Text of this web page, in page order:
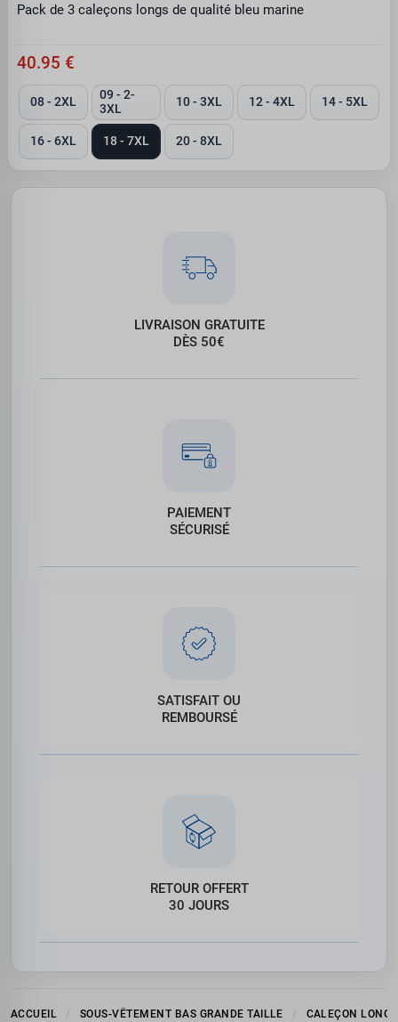
Pack de 3 caleçons longs de qualité bleu marine
40.95 €
08 - 2XL
09 - 2-
3XL
10 - 3XL 12 - 4XL 14 - 5XL
16 - 6XL 18 - 7XL 20 - 8XL
LIVRAISON GRATUITE
DÈS 50€
PAIEMENT
SÉCURISÉ
SATISFAIT OU
REMBOURSÉ
RETOUR OFFERT
30 JOURS
ACCUEIL SOUS-VÊTEMENT BAS GRANDE TAILLE CALEÇON LONG